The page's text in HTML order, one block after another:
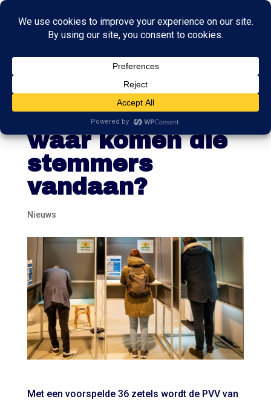
19 zetels erbij
voor de PVV,
waar komen die
stemmers
vandaan?
Nieuws
Met een voorspelde 36 zetels wordt de PVV van